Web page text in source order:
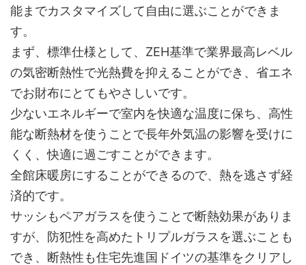
能までカスタマイズして自由に選ぶことができま
す。
まず、標準仕様として、ZEH基準で業界最高レベル
の気密断熱性で光熱費を抑えることができ、省エネ
でお財布にとてもやさしいです。
少ないエネルギーで室内を快適な温度に保ち、高性
能な断熱材を使うことで長年外気温の影響を受けに
くく、快適に過ごすことができます。
全館床暖房にすることができるので、熱を逃さず経
済的です。
サッシもペアガラスを使うことで断熱効果がありま
すが、防犯性を高めたトリプルガラスを選ぶことも
でき、断熱性も住宅先進国ドイツの基準をクリアし